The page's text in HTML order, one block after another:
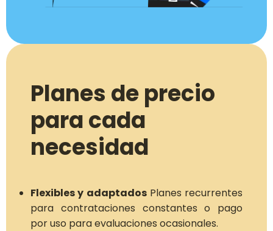
Planes de precio
para cada
necesidad
Flexibles y adaptadosPlanes recurrentes
para contrataciones constantes o pago
por uso para evaluaciones ocasionales.